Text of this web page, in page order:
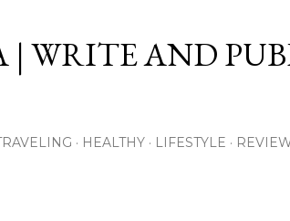
| WRITE AND
HEALTHY LIFESTYLE